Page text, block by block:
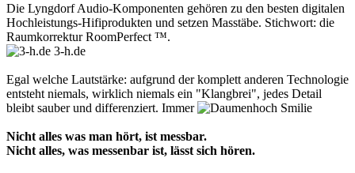
Die Lyngdorf Audio-Komponenten gehören zu den besten digitalen
Hochleistungs-Hifiprodukten und setzen Masstäbe. Stichwort: die
Raumkorrektur RoomPerfect ™.
3-h.de
Egal welche Lautstärke: aufgrund der komplett anderen Technologie
entsteht niemals, wirklich niemals ein "Klangbrei", jedes Detail
bleibt sauber und differenziert. Immer
Nicht alles was man hört, ist messbar.
Nicht alles, was messenbar ist, lässt sich hören.